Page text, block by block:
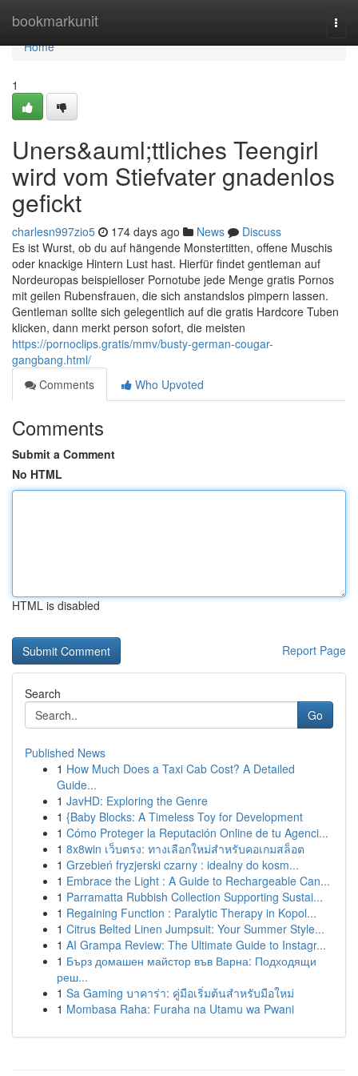
bookmarkunit
Home
Home
1
Uners&auml;ttliches Teengirl
wird vom Stiefvater gnadenlos
gefickt
charlesn997zio5 174 days ago News
Discuss
Es ist Wurst, ob du auf hängende Monstertitten, offene Muschis
oder knackige Hintern Lust hast. Hierfür findet gentleman auf
Nordeuropas beispielloser Pornotube jede Menge gratis Pornos
mit geilen Rubensfrauen, die sich anstandslos pimpern lassen.
Gentleman sollte sich gelegentlich auf die gratis Hardcore Tuben
klicken, dann merkt person sofort, die meisten
https://pornoclips.gratis/mmv/busty-german-cougar-
gangbang.html/
Comments
Who Upvoted
Comments
Submit a Comment
No HTML
HTML is disabled
Report Page
Search
Go
Published News
1 How Much Does a Taxi Cab Cost? A Detailed
Guide...
1 JavHD: Exploring the Genre
1 {Baby Blocks: A Timeless Toy for Development
1 Cómo Proteger la Reputación Online de tu Agenci...
1 8x8win เว็บตรง: ทางเลือกใหม่สำหรับคอเกมสล็อต
1 Grzebień fryzjerski czarny : idealny do kosm...
1 Embrace the Light : A Guide to Rechargeable Can...
1 Parramatta Rubbish Collection Supporting Sustai...
1 Regaining Function : Paralytic Therapy in Kopol...
1 Citrus Belted Linen Jumpsuit: Your Summer Style...
1 AI Grampa Review: The Ultimate Guide to Instagr...
1 Бърз домашен майстор във Варна: Подходящи
реш...
1 Sa Gaming บาคาร่า: คู่มือเริ่มต้นสำหรับมือใหม่
1 Mombasa Raha: Furaha na Utamu wa Pwani